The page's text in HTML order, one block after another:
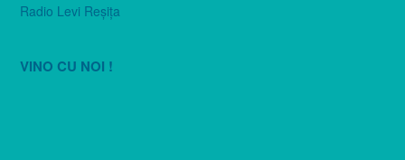
Radio Levi Reşiţa
VINO CU NOI !